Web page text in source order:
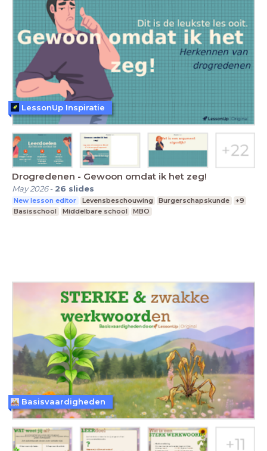
Drogredenen - Gewoon omdat ik het zeg!
May 2026- 26 slides
New lesson editor Levensbeschouwing Burgerschapskunde
+9
Basisschool
Middelbare school MBO
LessonUp Inspiratie
Basisvaardigheden